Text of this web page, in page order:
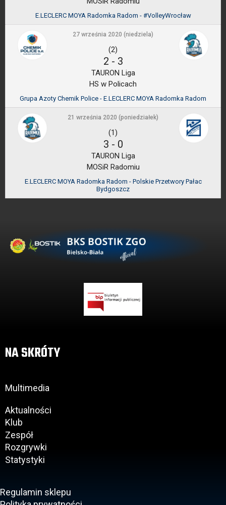
E.LECLERC MOYA Radomka Radom - #VolleyWrocław
27 września 2020 (niedziela)
(2)
2 - 3
TAURON Liga
HS w Policach
Grupa Azoty Chemik Police - E.LECLERC MOYA Radomka Radom
21 września 2020 (poniedziałek)
(1)
3 - 0
TAURON Liga
MOSiR Radomiu
E.LECLERC MOYA Radomka Radom - Polskie Przetwory Pałac
Bydgoszcz
NA SKRÓTY
Multimedia
Aktualności
Klub
Zespół
Rozgrywki
Statystyki
Regulamin sklepu